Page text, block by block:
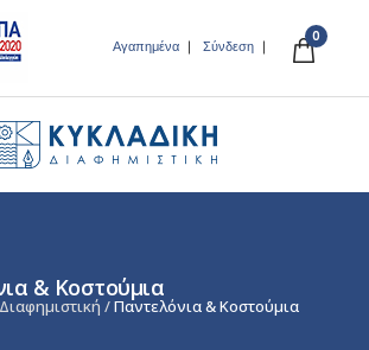
Αγαπημένα Σύνδεση
0
& Κοστούμια
/Παντελόνια & Κοστούμια